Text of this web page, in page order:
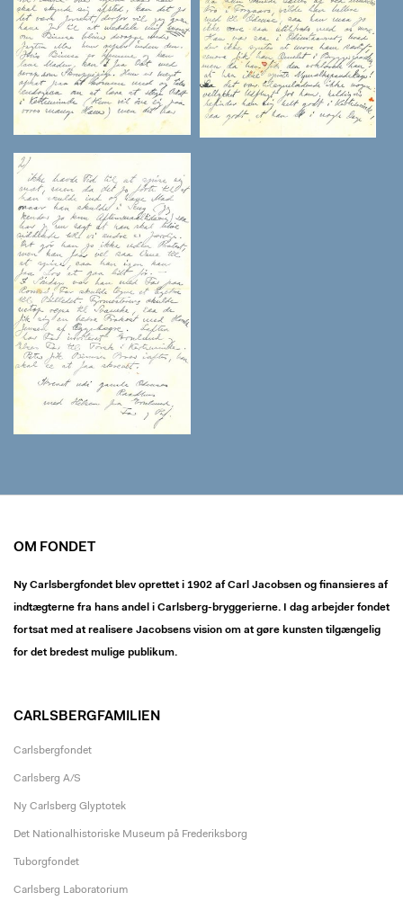
OM FONDET
Ny Carlsbergfondet blev oprettet i 1902 af Carl Jacobsen og finansieres af
indtægterne fra hans andel i Carlsberg-bryggerierne. I dag arbejder fondet
fortsat med at realisere Jacobsens vision om at gøre kunsten tilgængelig
for det bredest mulige publikum.
CARLSBERGFAMILIEN
Carlsbergfondet
Carlsberg A/S
Ny Carlsberg Glyptotek
Det Nationalhistoriske Museum på Frederiksborg
Tuborgfondet
Carlsberg Laboratorium